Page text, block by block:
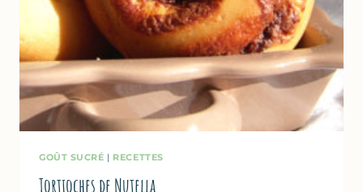
GOÛT SUCRÉ | RECETTES
Tortioches de Nutella